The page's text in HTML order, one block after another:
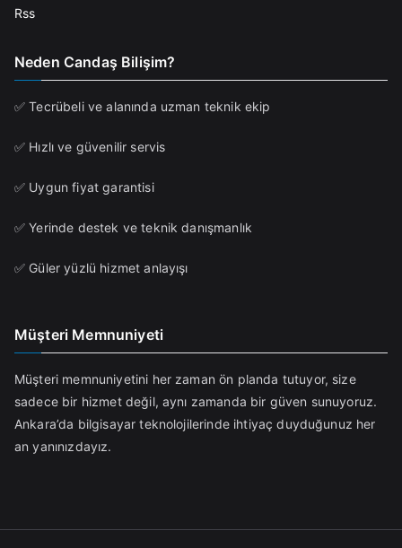
Rss
Neden Candaş Bilişim?
✅ Tecrübeli ve alanında uzman teknik ekip
✅ Hızlı ve güvenilir servis
✅ Uygun fiyat garantisi
✅ Yerinde destek ve teknik danışmanlık
✅ Güler yüzlü hizmet anlayışı
Müşteri Memnuniyeti
Müşteri memnuniyetini her zaman ön planda tutuyor, size
sadece bir hizmet değil, aynı zamanda bir güven sunuyoruz.
Ankara’da bilgisayar teknolojilerinde ihtiyaç duyduğunuz her
an yanınızdayız.